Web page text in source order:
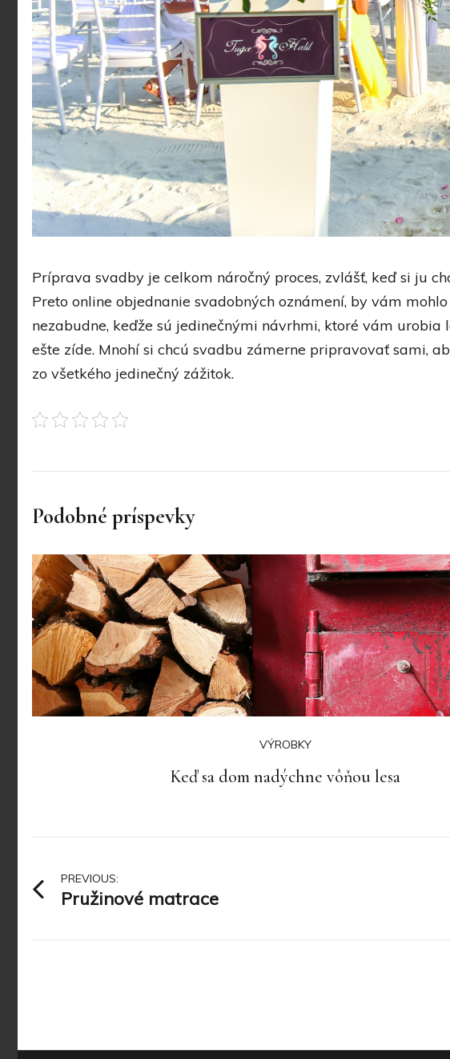
Príprava svadby je celkom náročný proces, zvlášť, keď si ju
Preto online objednanie svadobných oznámení, by vám
nezabudne, keďže sú jedinečnými návrhmi, ktoré vám
ešte zíde. Mnohí si chcú svadbu zámerne pripravovať sami,
zo všetkého jedinečný zážitok.
Podobné príspevky
VÝROBKY
Keď sa dom nadýchne vôňou lesa
Navigace
příspěvek
PREVIOUS:
Pružinové matrace